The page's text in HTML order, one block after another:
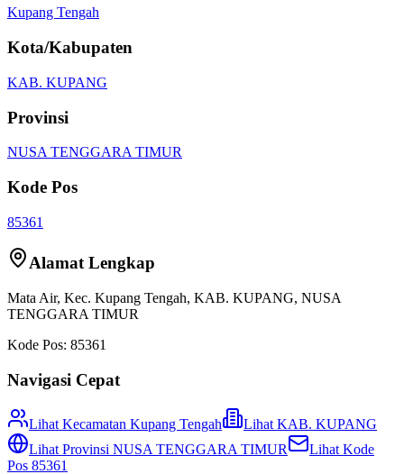
Kupang Tengah
Kota/Kabupaten
KAB. KUPANG
Provinsi
NUSA TENGGARA TIMUR
Kode Pos
85361
Alamat Lengkap
Mata Air, Kec. Kupang Tengah, KAB. KUPANG, NUSA
TENGGARA TIMUR
Kode Pos: 85361
Navigasi Cepat
Lihat Kecamatan Kupang Tengah Lihat KAB. KUPANG
Lihat Provinsi NUSA TENGGARA TIMUR
Lihat Kode
Pos 85361